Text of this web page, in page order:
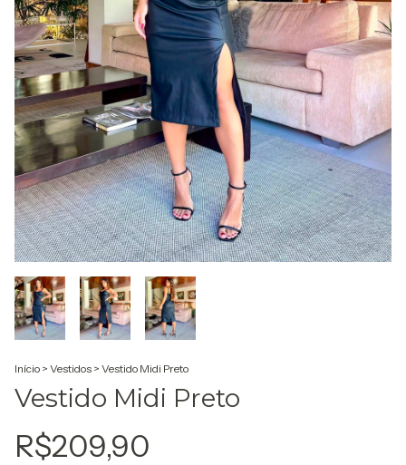
Início > Vestidos > Vestido Midi Preto
Vestido Midi Preto
R$209,90